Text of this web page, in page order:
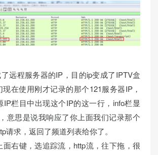
远程服务器的IP，目的ip变成了IPTV盒
在使用刚才记录的那个121服务器IP，
IP栏目中出现这个IP的这一行，info栏显
意思是说我响应了你上面我们记录那个
请求，返回了频道列表给你了。
面右键，选追踪流，http流，往下拖，很